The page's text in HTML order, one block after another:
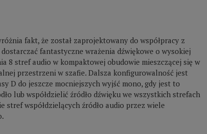
fakt, że został zaprojektowany do współpracy z
fantastyczne wrażenia dźwiękowe o wysokiej
8 stref audio w kompaktowej obudowie mieszczącej się w
przestrzeni w szafie. Dalsza konfigurowalność jest
D do jeszcze mocniejszych wyjść mono, gdy jest to
lub współdzielić źródło dźwięku we wszystkich strefach
stref współdzielących źródło audio przez wiele